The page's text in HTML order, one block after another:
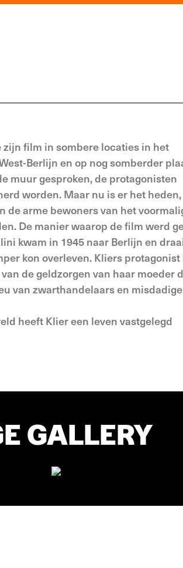
film in sombere locaties in het
Berlijn en op nog somberder
muur gesproken, de protagonisten
worden. Maar nu is er het heden,
de arme bewoners van het
De manier waarop de film werd
kwam in 1945 naar Berlijn en
kon overleven. Kliers protagonist
de geldzorgen van haar moeder
van zwarthandelaars en
heeft Klier een leven vastgelegd
GALLERY